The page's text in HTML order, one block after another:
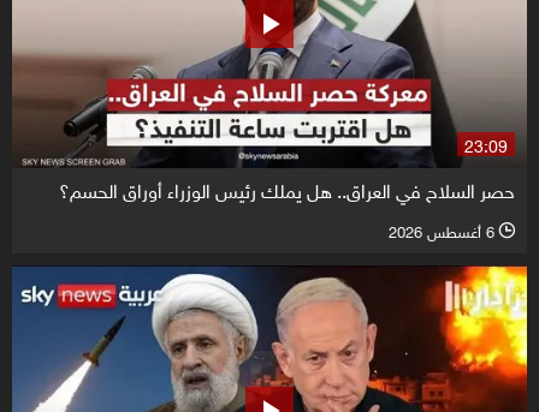
23:09
حصر السلاح في العراق.. هل يملك رئيس الوزراء أوراق الحسم؟
l 6 أغسطس 2026